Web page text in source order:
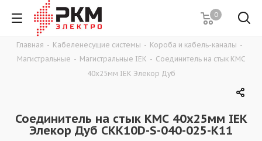
0
Главная - Кабеленесущие системы - Короба и кабель-каналы -
Магистральные - Магистральные IEK - Соединитель на стык КМС
40х25мм IEK Элекор Дуб
Соединитель на стык КМС 40х25мм IEK
Элекор Дуб CKK10D-S-040-025-K11